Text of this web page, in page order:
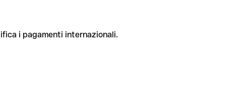
i pagamenti internazionali.